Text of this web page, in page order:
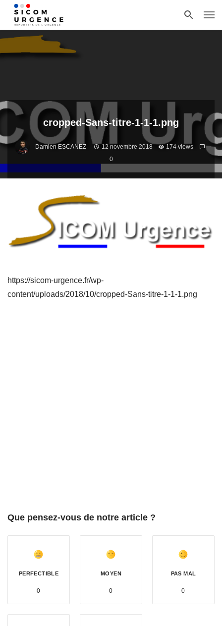
cropped-Sans-titre-1-1-1.png
Damien ESCANEZ 12 novembre 2018
174 views
0
https://sicom-urgence.fr/wp-
content/uploads/2018/10/cropped-Sans-titre-1-1-1.png
Que pensez-vous de notre article ?
PERFECTIBLE
0
MOYEN
0
PAS MAL
0